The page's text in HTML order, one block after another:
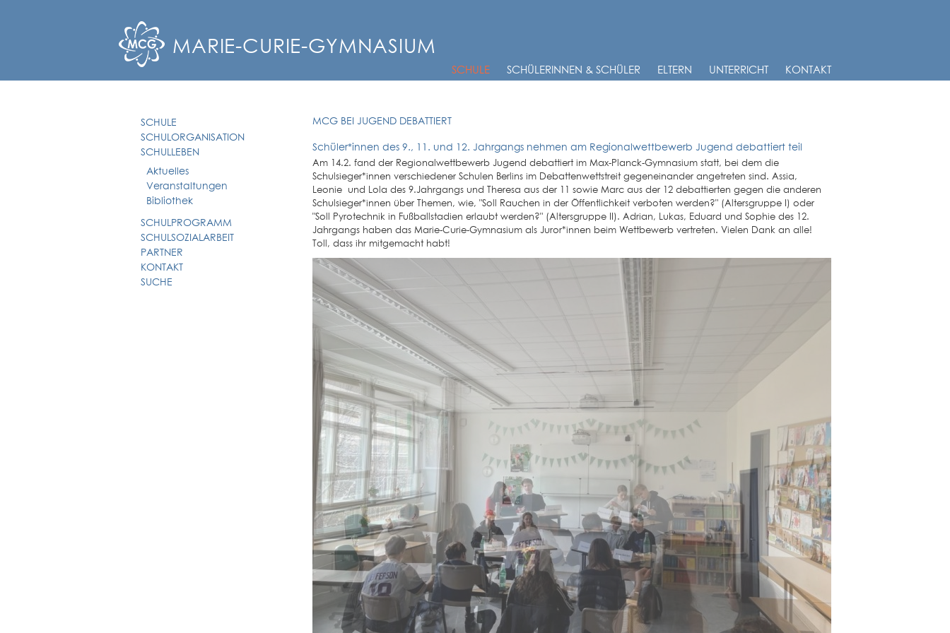
MARIE-CURIE-GYMNASIUM
SCHULE SCHÜLERINNEN & SCHÜLER ELTERN UNTERRICHT KONTAKT
SCHULE
SCHULORGANISATION
SCHULLEBEN
Aktuelles
Veranstaltungen
Bibliothek
SCHULPROGRAMM
SCHULSOZIALARBEIT
PARTNER
KONTAKT
SUCHE
MCG BEI JUGEND DEBATTIERT
Schüler*innen des 9., 11. und 12. Jahrgangs nehmen am Regionalwettbewerb Jugend debattiert teil
Am 14.2. fand der Regionalwettbewerb Jugend debattiert im Max-Planck-Gymnasium statt, bei dem die
Schulsieger*innen verschiedener Schulen Berlins im Debattenwettstreit gegeneinander angetreten sind. Assia,
Leonie und Lola des 9.Jahrgangs und Theresa aus der 11 sowie Marc aus der 12 debattierten gegen die anderen
Schulsieger*innen über Themen, wie, "Soll Rauchen in der Öffentlichkeit verboten werden?" (Altersgruppe I) oder
"Soll Pyrotechnik in Fußballstadien erlaubt werden?" (Altersgruppe II). Adrian, Lukas, Eduard und Sophie des 12.
Jahrgangs haben das Marie-Curie-Gymnasium als Juror*innen beim Wettbewerb vertreten. Vielen Dank an alle!
Toll, dass ihr mitgemacht habt!